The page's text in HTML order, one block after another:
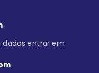
dados entrar em